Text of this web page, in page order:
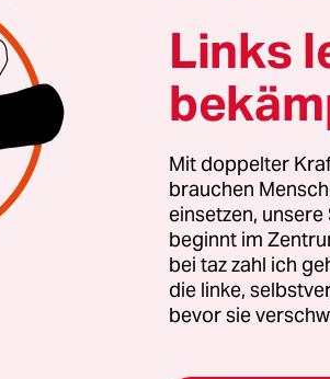
auch der Klimawandel.
von Wissenschaftlern der
und Sassari (Italien).
Biologe an der
Gewichtsdaten von über
den Jahren von 1980 bis 2010
italienischen
Tiere um bis zu 4 Kilogramm
von 20 Kilogramm üblich,
Links
Mit doppelter
brauchen
einsetzen,
beginnt im
bei taz zahl ich
die linke,
bevor sie